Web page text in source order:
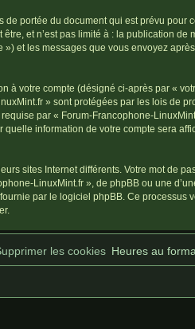
portée du document qui est prévu pour
et n’est pas limité à : la publication de
») et les messages que vous envoyez après
à votre compte (désigné ci-après par «
» sont protégées par les lois de
par « Forum-Francophone-
information de votre compte sera
sites Internet différents. Votre mot de
LinuxMint.fr », de phpBB ou une
par le logiciel phpBB. Ce processus
Heures au
les cookies